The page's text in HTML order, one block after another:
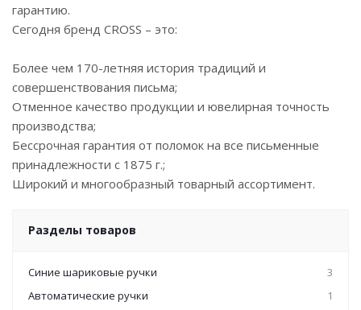
гарантию.
Сегодня бренд CROSS – это:
Более чем 170-летняя история традиций и
совершенствования письма;
Отменное качество продукции и ювелирная точность
производства;
Бессрочная гарантия от поломок на все письменные
принадлежности с 1875 г.;
Широкий и многообразный товарный ассортимент.
Разделы товаров
Синие шариковые ручки
3
Автоматические ручки
1